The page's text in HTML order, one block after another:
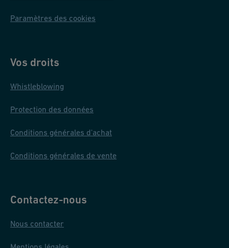
Paramètres des cookies
Vos droits
Whistleblowing
Protection des données
Conditions générales d'achat
Conditions générales de vente
Contactez-nous
Nous contacter